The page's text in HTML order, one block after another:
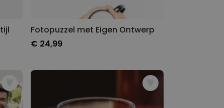
Fotopuzzel met Eigen Ontwerp
€ 24,99